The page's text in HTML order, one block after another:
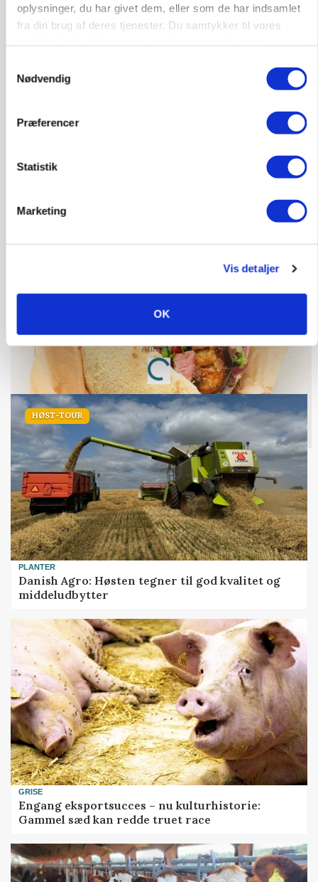
oplysninger, du har givet dem, eller som de har indsamlet
fra din brug af deres tjenester. Du samtykker til vores
Nødvendig
Præferencer
Statistik
Marketing
Vis detaljer
OK
Annonce
Lave grisepriser og nye regler øger landbobanks
københavnsk restaurantkæde
Annonce
Loading...
HØST-TOUR
PLANTER
Danish Agro: Høsten tegner til god kvalitet og
middeludbytter
GRISE
Engang eksportsucces – nu kulturhistorie:
Gammel sæd kan redde truet race